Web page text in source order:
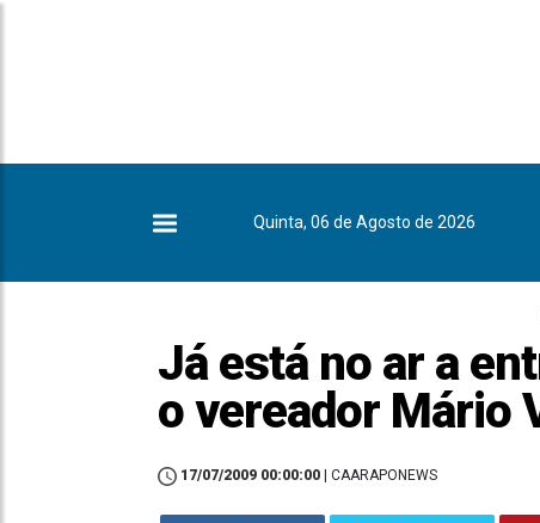
Quinta, 06 de Agosto de 2026
Já está no ar a
o vereador Mário
17/07/2009 00:00:00 | CAARAPONEWS